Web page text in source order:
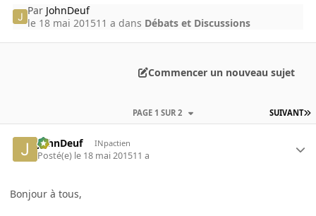
Par JohnDeuf
le 18 mai 201511 a dans Débats et Discussions
Commencer un nouveau sujet
SUIVANT
PAGE 1 SUR 2
JohnDeuf INpactien
Posté(e) le 18 mai 201511 a
Bonjour à tous,